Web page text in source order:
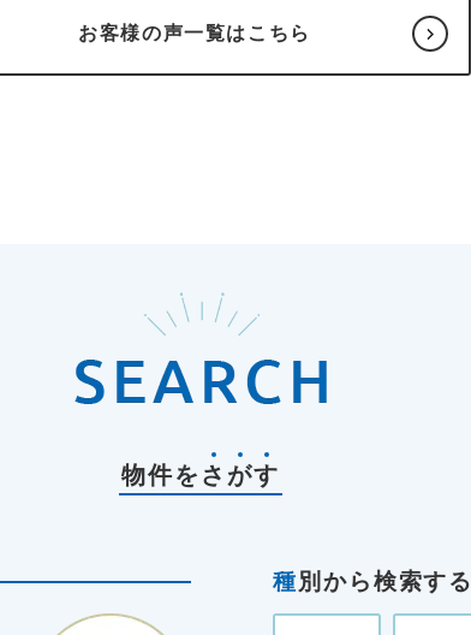
お客様の声一覧はこちら
物件を さ がす
種別から検索する